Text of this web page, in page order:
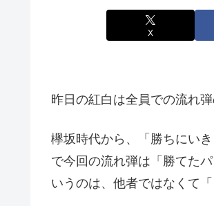
X
昨日の紅白は全員での流れ弾
欅坂時代から、「勝ちにい
で今回の流れ弾は「勝てた
いうのは、他者ではなくて